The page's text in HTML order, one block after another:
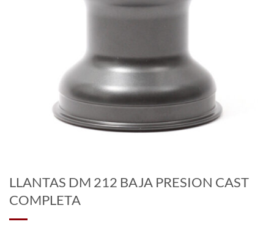
LLANTAS DM 212 BAJA PRESION CAST
COMPLETA